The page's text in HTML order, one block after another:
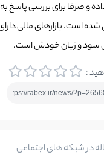
و صرفا برای بررسی پاسخ
است. بازارهای مالی
و زیان خودش است.
:
در شبکه های اجتماعی